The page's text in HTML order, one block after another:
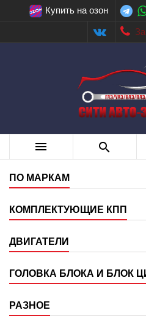
Купить на озон
 
ПО МАРКАМ
КОМПЛЕКТУЮЩИЕ КПП
ДВИГАТЕЛИ
ГОЛОВКА БЛОКА И БЛОК
РАЗНОЕ